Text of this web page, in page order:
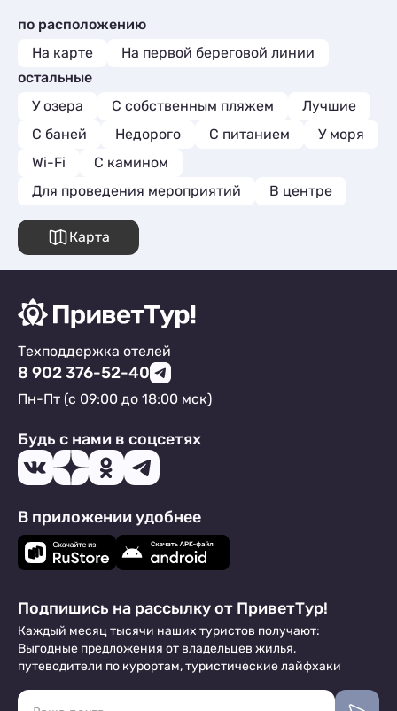
по расположению
На карте
На первой береговой линии
остальные
У озера
С собственным пляжем
Лучшие
С баней
Недорого С питанием
У моря
Wi-Fi
С камином
Для проведения мероприятий
В центре
Карта
Техподдержка отелей
8 902 376-52-40
Пн-Пт (с 09:00 до 18:00 мск)
Будь с нами в соцсетях
В приложении удобнее
Подпишись на рассылку от ПриветТур!
Каждый месяц тысячи наших туристов получают:
Выгодные предложения от владельцев жилья,
путеводители по курортам, туристические лайфхаки